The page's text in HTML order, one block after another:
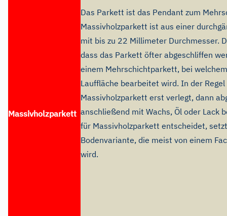
Massivholzparkett
Das Parkett ist das Pendant zum
Massivholzparkett ist aus einer
mit bis zu 22 Millimeter Durchmesser.
dass das Parkett öfter abgeschliffen
einem Mehrschichtparkett, bei
Lauffläche bearbeitet wird. In der
Massivholzparkett erst verlegt, dann
anschließend mit Wachs, Öl oder Lack
für Massivholzparkett entscheidet,
Bodenvariante, die meist von einem
wird.